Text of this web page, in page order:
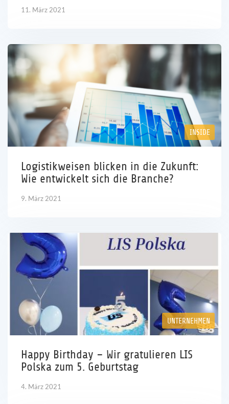
11. März 2021
INSIDE
Logistikweisen blicken in die Zukunft:
Wie entwickelt sich die Branche?
9. März 2021
UNTERNEHMEN
Happy Birthday – Wir gratulieren LIS
Polska zum 5. Geburtstag
4. März 2021